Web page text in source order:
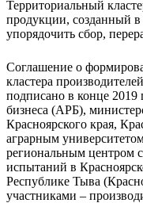
Территориальный
продукции, созданный в
упорядочить сбор,
Соглашение о
кластера
подписано в конце 2019
бизнеса (АРБ),
Красноярского края,
аграрным
региональным центром
испытаний в
Республике Тыва
участниками –